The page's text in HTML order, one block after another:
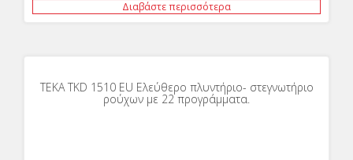
Διαβάστε περισσότερα
TEKA TKD 1510 EU Ελεύθερο πλυντήριο- στεγνωτήριο
ρούχων με 22 προγράμματα.